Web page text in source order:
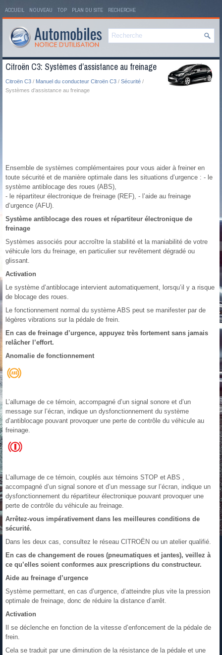
ACCUEIL NOUVEAU TOP PLAN DU SITE RECHERCHE
Citroën C3: Systèmes d’assistance au freinage
Citroën C3 / Manuel du conducteur Citroën C3 / Sécurité /
Systèmes d’assistance au freinage
Ensemble de systèmes complémentaires pour vous aider à freiner en
toute sécurité et de manière optimale dans les situations d’urgence : - le
système antiblocage des roues (ABS),
- le répartiteur électronique de freinage (REF), - l’aide au freinage
d’urgence (AFU).
Système antiblocage des roues et répartiteur électronique de
freinage
Systèmes associés pour accroître la stabilité et la maniabilité de votre
véhicule lors du freinage, en particulier sur revêtement dégradé ou
glissant.
Activation
Le système d’antiblocage intervient automatiquement, lorsqu’il y a risque
de blocage des roues.
Le fonctionnement normal du système ABS peut se manifester par de
légères vibrations sur la pédale de frein.
En cas de freinage d’urgence, appuyez très fortement sans jamais
relâcher l’effort.
Anomalie de fonctionnement
L’allumage de ce témoin, accompagné d’un signal sonore et d’un
message sur l’écran, indique un dysfonctionnement du système
d’antiblocage pouvant provoquer une perte de contrôle du véhicule au
freinage.
L’allumage de ce témoin, couplés aux témoins STOP et ABS ,
accompagné d’un signal sonore et d’un message sur l’écran, indique un
dysfonctionnement du répartiteur électronique pouvant provoquer une
perte de contrôle du véhicule au freinage.
Arrêtez-vous impérativement dans les meilleures conditions de
sécurité.
Dans les deux cas, consultez le réseau CITROËN ou un atelier qualifié.
En cas de changement de roues (pneumatiques et jantes), veillez à
ce qu’elles soient conformes aux prescriptions du constructeur.
Aide au freinage d’urgence
Système permettant, en cas d’urgence, d’atteindre plus vite la pression
optimale de freinage, donc de réduire la distance d’arrêt.
Activation
Il se déclenche en fonction de la vitesse d’enfoncement de la pédale de
frein.
Cela se traduit par une diminution de la résistance de la pédale et une